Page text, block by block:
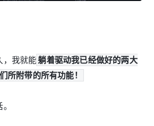
，我就能躺着驱动我已经做好的两大
所附带的所有功能！